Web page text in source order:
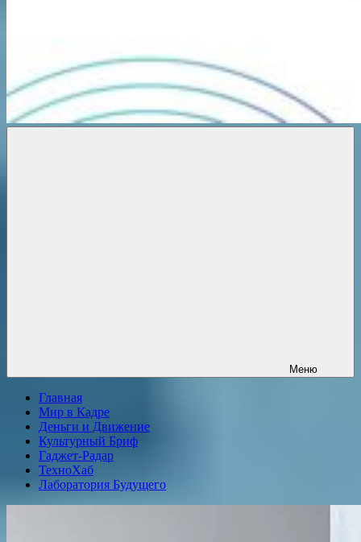
Меню
Главная
Мир в Кадре
Деньги и Движение
Культурный Бриф
Гаджет-Радар
ТехноХаб
Лаборатория Будущего